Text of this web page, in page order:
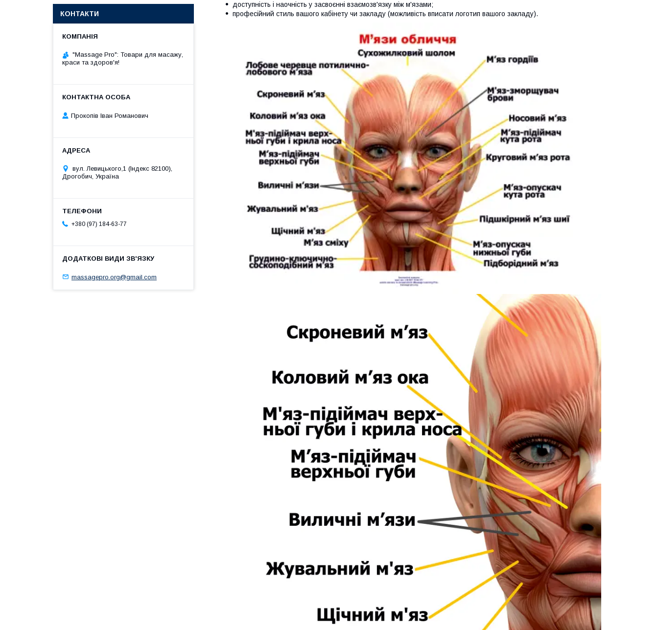
доступність і наочність у засвоєнні взаємозв'язку між м'язами;
професійний стиль вашого кабінету чи закладу (можливість вписати логотип вашого закладу).
КОНТАКТИ
"Massage Pro": Товари для масажу,
краси та здоров'я!
Прокопів Іван Романович
вул. Левицького,1 (Індекс 82100),
Дрогобич, Україна
+380 (97) 184-63-77
massagepro.org@gmail.com